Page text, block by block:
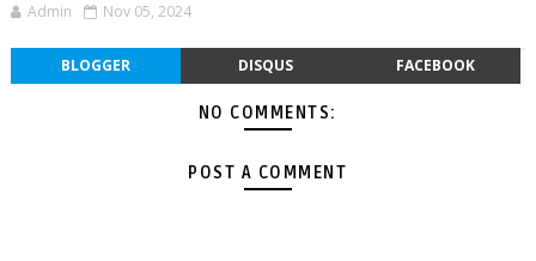
Admin Nov 05, 2024
BLOGGER DISQUS FACEBOOK
NO COMMENTS:
POST A COMMENT